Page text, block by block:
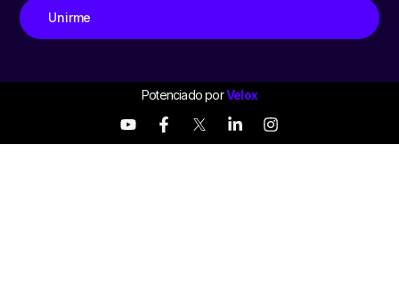
Unirme
Potenciado porVelox